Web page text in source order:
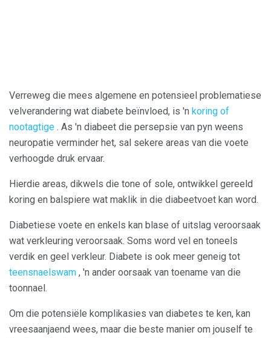
Verreweg die mees algemene en potensieel problematiese
velverandering wat diabete beïnvloed, is 'n koring of
nootagtige . As 'n diabeet die persepsie van pyn weens
neuropatie verminder het, sal sekere areas van die voete
verhoogde druk ervaar.
Hierdie areas, dikwels die tone of sole, ontwikkel gereeld
koring en balspiere wat maklik in die diabeetvoet kan word.
Diabetiese voete en enkels kan blase of uitslag veroorsaak
wat verkleuring veroorsaak. Soms word vel en toneels
verdik en geel verkleur. Diabete is ook meer geneig tot
teensnaelswam , 'n ander oorsaak van toename van die
toonnael.
Om die potensiële komplikasies van diabetes te ken, kan
vreesaanjaend wees, maar die beste manier om jouself te